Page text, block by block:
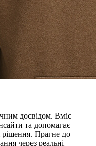
досвідом. Вміє
та допомагає
рішення. Прагне до
через реальні